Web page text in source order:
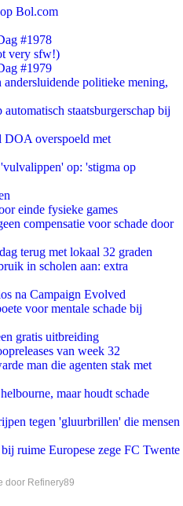
Bol.com
#1978
very sfw!)
#1979
andersluidende politieke mening,
staatsburgerschap bij
DOA overspoeld met
op: 'stigma op
einde fysieke games
compensatie voor schade door
terug met lokaal 32 graden
in scholen aan: extra
na Campaign Evolved
voor mentale schade bij
gratis uitbreiding
van week 32
man die agenten stak met
maar houdt schade
tegen 'gluurbrillen' die mensen
ruime Europese zege FC Twente
door Refinery89